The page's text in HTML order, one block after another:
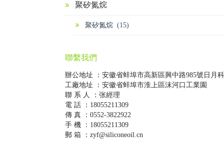
聚矽氮烷
聚矽氮烷 (15)
聯繫我們
辦公地址 ：安徽省蚌埠市高新區興中路985號日月
工廠地址 ：安徽省蚌埠市淮上區沫河口工業園
聯 系 人 ：张經理
電 話 ：18055211309
傳 真 ：0552-3822922
手 機 ：18055211309
郵 箱 ：zyf@siliconeoil.cn